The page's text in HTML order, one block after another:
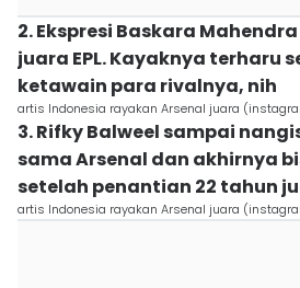
2. Ekspresi Baskara
juara EPL. Kayaknya terharu
ketawain para rivalnya, nih
artis Indonesia rayakan Arsenal juara
3. Rifky Balweel sampai
sama Arsenal dan akhirnya
setelah penantian 22 tahun
artis Indonesia rayakan Arsenal juara